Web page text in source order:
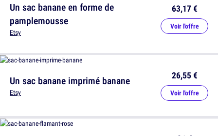
Un sac banane imprimé banane
Etsy
26,55 €
Voir l'offre
Un sac banane en forme de
pamplemousse
Etsy
63,17 €
Voir l'offre